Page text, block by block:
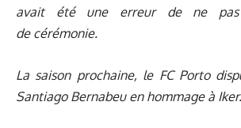
avait été une erreur de ne pas
de cérémonie.
La saison prochaine, le FC Porto
Santiago Bernabeu en hommage à Iker.